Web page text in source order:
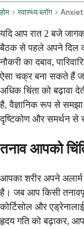
होम स्वास्थ्य ब्लॉग
यदि आप रात 2 बजे
बैठक से पहले अपने दिल
नौकरी का दबाव,
ऐसा चक्र बना सकते हैं
अधिक चिंता को बढ़ावा
है, वैज्ञानिक रूप से
दृष्टिकोण और समर्थन से
तनाव आपको
आपका शरीर अपने
है। जब आप किसी
कोर्टिसोल और
हृदय गति को बढ़ाकर,